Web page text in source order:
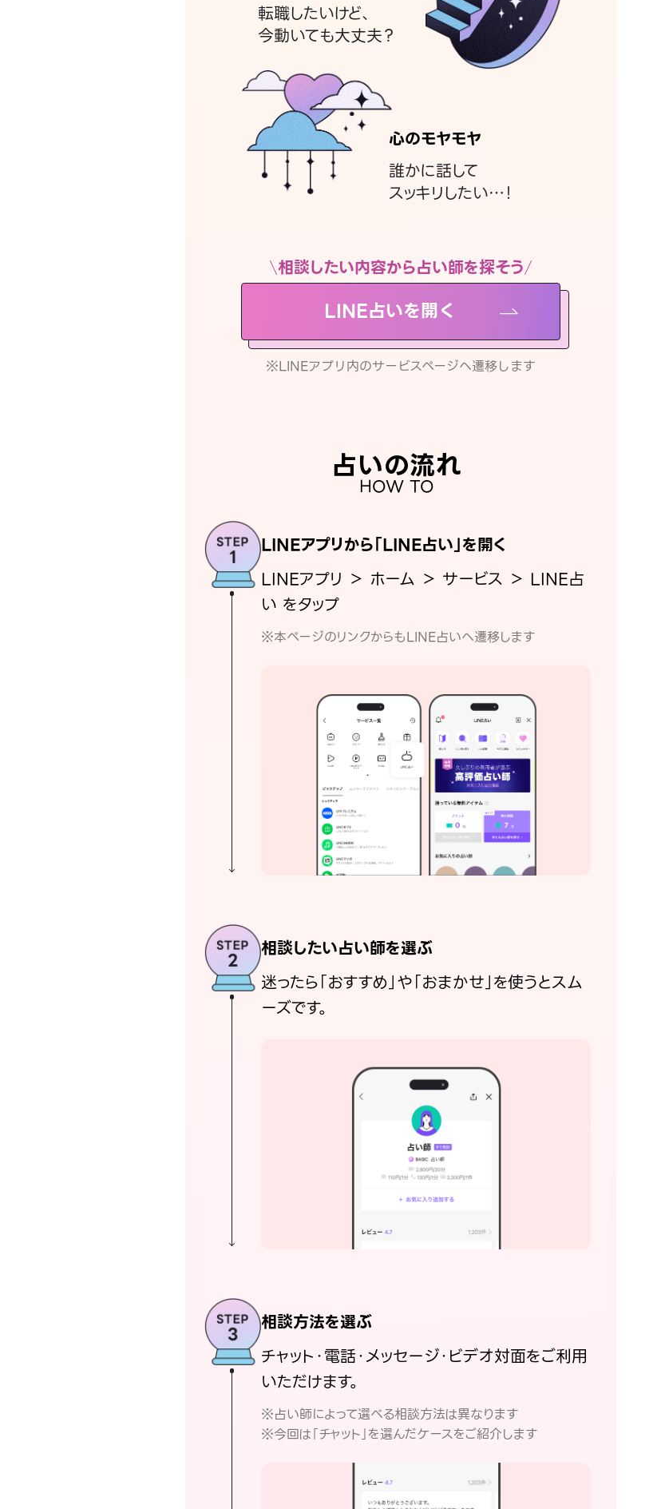
転職したいけど、
今動いても大丈夫？
心のモヤモヤ
誰かに話して
スッキリしたい…！
相談したい内容から占い師を探そう
LINE占いを開く
※LINEアプリ内のサービスページへ遷移します
占いの流れ
HOW TO
LINEアプリから「LINE占い」を開く
LINEアプリ ＞ ホーム ＞ サービス ＞ LINE占
い をタップ
※本ページのリンクからもLINE占いへ遷移します
相談したい占い師を選ぶ
迷ったら「おすすめ」や「おまかせ」を使うとスム
ーズです。
相談方法を選ぶ
チャット・電話・メッセージ・ビデオ対面をご利用
いただけます。
※占い師によって選べる相談方法は異なります
※今回は「チャット」を選んだケースをご紹介します